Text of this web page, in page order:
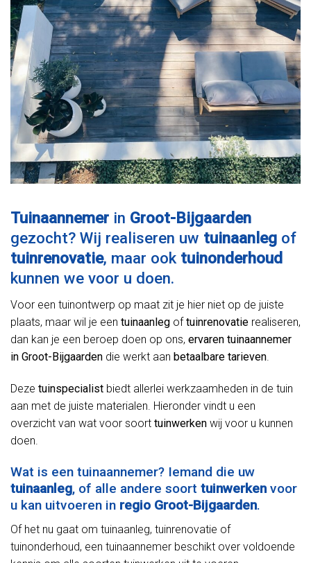
Tuinaannemer in Groot-Bijgaarden
gezocht? Wij realiseren uw tuinaanleg of
tuinrenovatie, maar ook tuinonderhoud
kunnen we voor u doen.
Voor een tuinontwerp op maat zit je hier niet op de juiste
plaats, maar wil je een tuinaanleg of tuinrenovatie realiseren,
dan kan je een beroep doen op ons, ervaren tuinaannemer
in Groot-Bijgaarden die werkt aan betaalbare tarieven.
Deze tuinspecialist biedt allerlei werkzaamheden in de tuin
aan met de juiste materialen. Hieronder vindt u een
overzicht van wat voor soort tuinwerken wij voor u kunnen
doen.
Wat is een tuinaannemer? Iemand die uw
tuinaanleg, of alle andere soort tuinwerken voor
u kan uitvoeren in regio Groot-Bijgaarden.
Of het nu gaat om tuinaanleg, tuinrenovatie of
tuinonderhoud, een tuinaannemer beschikt over voldoende